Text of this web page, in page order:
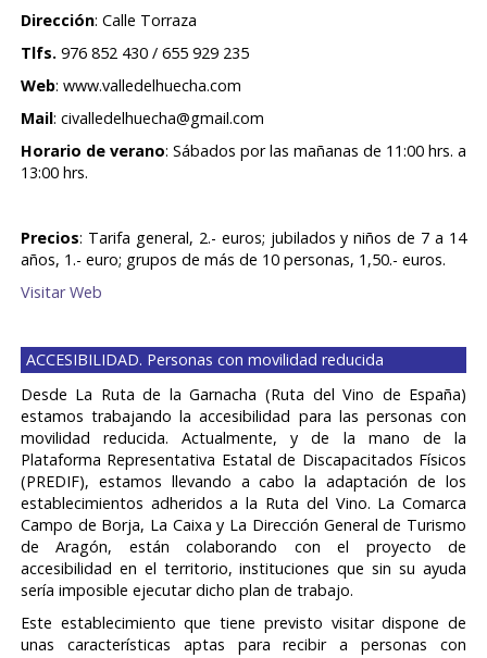
Dirección: Calle Torraza
Tlfs.976 852 430 / 655 929 235
Web: www.valledelhuecha.com
Mail: civalledelhuecha@gmail.com
Horario de verano: Sábados por las mañanas de 11:00 hrs. a
13:00 hrs.
Precios: Tarifa general, 2.- euros; jubilados y niños de 7 a 14
años, 1.- euro; grupos de más de 10 personas, 1,50.- euros.
Visitar Web
ACCESIBILIDAD. Personas con movilidad reducida
Desde La Ruta de la Garnacha (Ruta del Vino de España)
estamos trabajando la accesibilidad para las personas con
movilidad reducida. Actualmente, y de la mano de la
Plataforma Representativa Estatal de Discapacitados Físicos
(PREDIF), estamos llevando a cabo la adaptación de los
establecimientos adheridos a la Ruta del Vino. La Comarca
Campo de Borja, La Caixa y La Dirección General de Turismo
de Aragón, están colaborando con el proyecto de
accesibilidad en el territorio, instituciones que sin su ayuda
sería imposible ejecutar dicho plan de trabajo.
Este establecimiento que tiene previsto visitar dispone de
unas características aptas para recibir a personas con